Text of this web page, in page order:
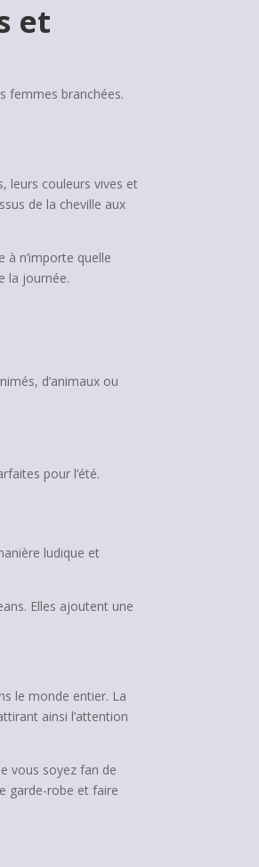
et
femmes branchées.
leurs couleurs vives et
de la cheville aux
n’importe quelle
la journée.
d’animaux ou
pour l’été.
ludique et
Elles ajoutent une
le monde entier. La
ainsi l’attention
vous soyez fan de
garde-robe et faire